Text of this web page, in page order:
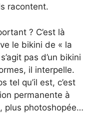
racontent.
? C’est là
le bikini de « la
pas d’un bikini
il interpelle.
tel qu’il est, c’est
permanente à
plus photoshopée…